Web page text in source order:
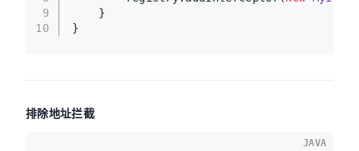
9
10
    }
}
排除地址拦截
JAVA